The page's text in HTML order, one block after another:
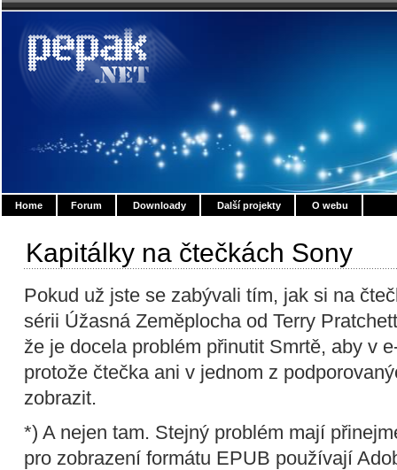
Home Forum Downloady Další projekty O webu
Kapitálky na čtečkách Sony
Pokud už jste se zabývali tím, jak si na
sérii Úžasná Zeměplocha od Terry
že je docela problém přinutit Smrtě, aby v
protože čtečka ani v jednom z
zobrazit.
*) A nejen tam. Stejný problém mají
pro zobrazení formátu EPUB používají